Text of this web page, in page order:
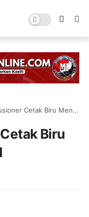
Cetak Biru Menuju Simalungun 1
Biru